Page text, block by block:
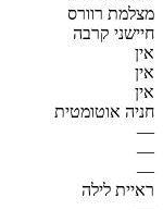
מצלמת רוורס
חיישני קרבה
אין
אין
אין
חניה אוטומטית
—
—
—
ראיית לילה